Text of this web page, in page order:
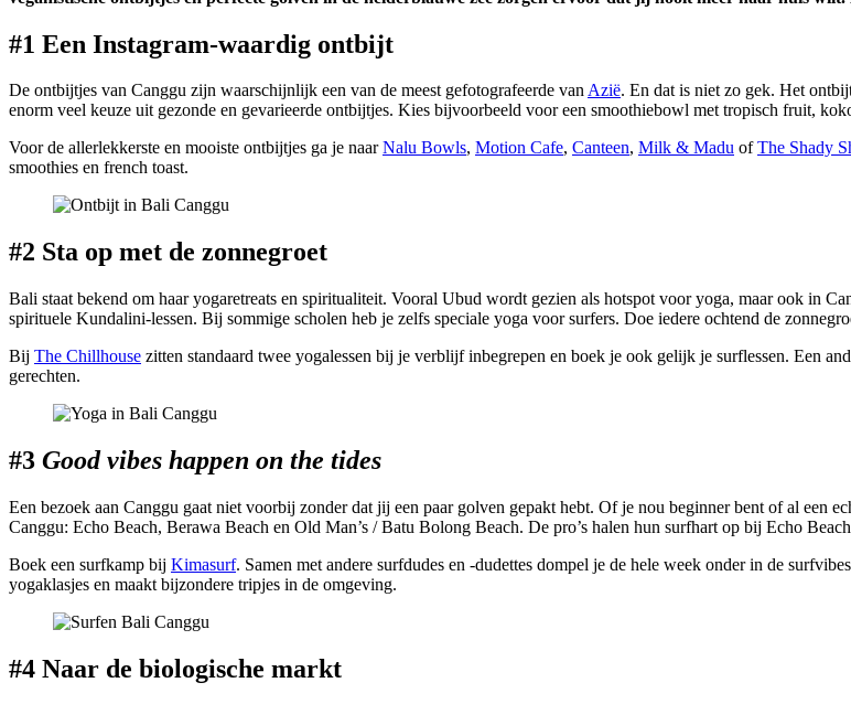
#1 Een Instagram-waardig ontbijt
De ontbijtjes van Canggu zijn waarschijnlijk een van de meest gefotografeerde vanAzië. En dat is niet zo gek. Het
enorm veel keuze uit gezonde en gevarieerde ontbijtjes. Kies bijvoorbeeld voor een smoothiebowl met tropisch fruit,
Voor de allerlekkerste en mooiste ontbijtjes ga je naarNalu Bowls, Motion Cafe, Canteen, Milk & Madu ofThe Shady
smoothies en french toast.
#2 Sta op met de zonnegroet
Bali staat bekend om haar yogaretreats en spiritualiteit. Vooral Ubud wordt gezien als hotspot voor yoga, maar ook in
spirituele Kundalini-lessen. Bij sommige scholen heb je zelfs speciale yoga voor surfers. Doe iedere ochtend de
Bij The Chillhouse zitten standaard twee yogalessen bij je verblijf inbegrepen en boek je ook gelijk je surflessen. Een
gerechten.
#3 Good vibes happen on the tides
Een bezoek aan Canggu gaat niet voorbij zonder dat jij een paar golven gepakt hebt. Of je nou beginner bent of al een
Canggu: Echo Beach, Berawa Beach en Old Man’s / Batu Bolong Beach. De pro’s halen hun surfhart op bij Echo
Boek een surfkamp bij Kimasurf. Samen met andere surfdudes en -dudettes dompel je de hele week onder in de
yogaklasjes en maakt bijzondere tripjes in de omgeving.
#4 Naar de biologische markt